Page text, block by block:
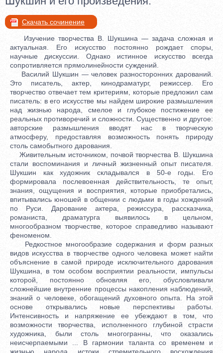
Скачать сочинение
Изучение творчества В. Шукшина — задача сложная и
актуальная. Его искусство постоянно рождает споры,
научные дискуссии. Однако истинное искусство всегда
сопротивляется прямолинейности суждений.
Василий Шукшин — человек разносторонних дарований.
Это писатель, актер, кинодраматург, режиссер. Его
творчество отвечает тем критериям, которые предложил сам
писатель: в его искусстве мы найдем широкие размышления
над жизнью народа, смелое и глубокое постижение ее
реальных противоречий и сложности. Существенно и другое:
авторские размышления вводят нас в творческую
атмосферу, предоставляя возможность понять природу
столь самобытного дарования.
Живительным источником, почвой творчества В. Шукшина
стали воспоминания и личный жизненный опыт писателя.
Шукшин как художник складывался в 50-е годы. Его
формировала послевоенная действительность, те опыт,
знания, ощущения и восприятия, которые приобретались,
впитывались юношей в общении с людьми в годы хождений
по Руси. Дарование актера, режиссура, рассказчика,
романиста, драматурга выявилось в цельном,
многообразном творчестве, которое справедливо называют
феноменом.
Редкостное многообразие содержания и форм разных
видов искусства в творчестве одного человека может найти
объяснение в самой природе исключительного дарования
Шукшина, в том особом восприятии реальности, импульсы
которой, постоянно обновляя его, обусловливали
сложнейшие внутренние процессы накопления наблюдений,
знаний о человеке, обогащений духовного опыта. На этой
основе открывались новые перспективы работы.
Интенсивность и напряжение ее убеждают в том, что
возможности творчества, исполненного глубиной страсти
художника, были столь многогранны, что оказались
неисчерпаемыми ... В гармонии таланта со временем и
жизнью народа истоки стремительного восхождения